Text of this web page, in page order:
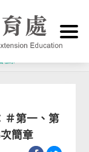
＃第一、第
簡章